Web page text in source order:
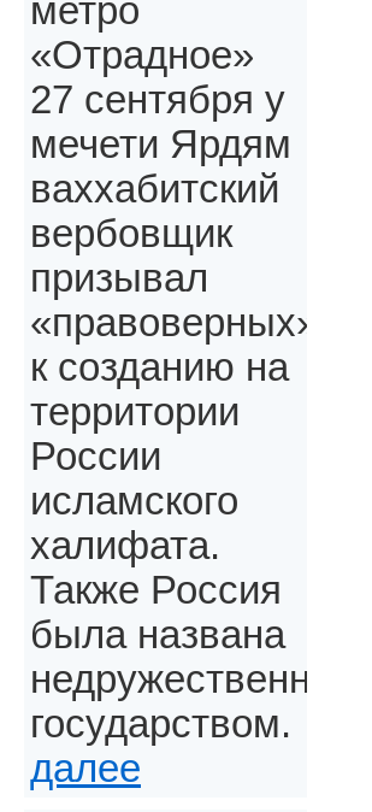
метро
«Отрадное»
27 сентября у
мечети Ярдям
ваххабитский
вербовщик
призывал
«правоверных»,
к созданию на
территории
России
исламского
халифата.
Также Россия
была названа
недружественным
государством.
далее